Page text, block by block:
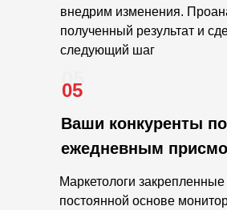
05
внедрим изменения.
полученный результат и
следующий шаг
05
Ваши конкуренты
ежедневным
Маркетологи
постоянной основе